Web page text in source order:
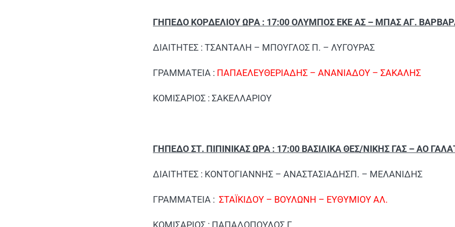
ΓΗΠΕΔΟ ΚΟΡΔΕΛΙΟΥ ΩΡΑ : 17:00 ΟΛΥΜΠΟΣ ΕΚΕ ΑΣ – ΜΠΑΣ ΑΓ.
ΔΙΑΙΤΗΤΕΣ : ΤΣΑΝΤΑΛΗ – ΜΠΟΥΓΛΟΣ Π. – ΛΥΓΟΥΡΑΣ
ΓΡΑΜΜΑΤΕΙΑ : ΠΑΠΑΕΛΕΥΘΕΡΙΑΔΗΣ – ΑΝΑΝΙΑΔΟΥ – ΣΑΚΑΛΗΣ
ΚΟΜΙΣΑΡΙΟΣ : ΣΑΚΕΛΛΑΡΙΟΥ
ΓΗΠΕΔΟ ΣΤ. ΠΙΠΙΝΙΚΑΣ ΩΡΑ : 17:00 ΒΑΣΙΛΙΚΑ ΘΕΣ/ΝΙΚΗΣ ΓΑΣ – ΑΟ
ΔΙΑΙΤΗΤΕΣ : ΚΟΝΤΟΓΙΑΝΝΗΣ – ΑΝΑΣΤΑΣΙΑΔΗΣΠ. – ΜΕΛΑΝΙΔΗΣ
ΓΡΑΜΜΑΤΕΙΑ : ΣΤΑΪΚΙΔΟΥ – ΒΟΥΛΩΝΗ – ΕΥΘΥΜΙΟΥ ΑΛ.